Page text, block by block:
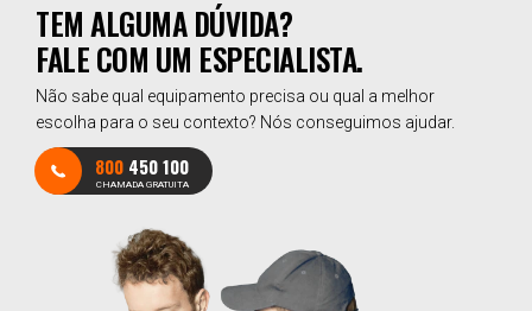
TEM ALGUMA DÚVIDA?
FALE COM UM ESPECIALISTA.
Não sabe qual equipamento precisa ou qual a melhor
escolha para o seu contexto? Nós conseguimos ajudar.
800 450 100
CHAMADA GRATUITA